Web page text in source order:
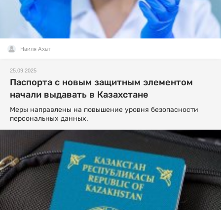
Наиля Ахат
25.09.2025
Паспорта с новым защитным элементом
начали выдавать в Казахстане
Меры направлены на повышение уровня безопасности
персональных данных.